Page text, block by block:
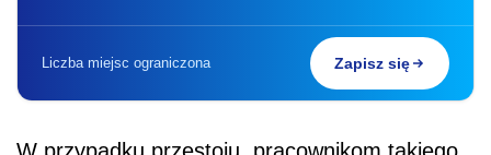
Liczba miejsc ograniczona Zapisz się